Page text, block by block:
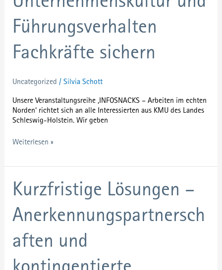
Führungsverhalten
Fachkräfte sichern
Uncategorized / Silvia Schott
Unsere Veranstaltungsreihe ‚INFOSNACKS – Arbeiten im echten
Norden‘ richtet sich an alle Interessierten aus KMU des Landes
Schleswig-Holstein. Wir geben
Unternehmenskultur
Führungsverhalten
Fachkräfte
Weiterlesen »
Kurzfristige Lösungen –
Anerkennungspartnersch
aften und
Kurzfristige
Lösungen
Anerkennungspartnerschaften
und
kontingentierte
Beschäftigung
Fachkräfteeinwanderungsgesetz